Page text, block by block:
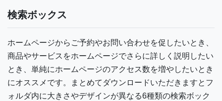
検索ボックス
ホームページからご予約やお問い合わせを促したいとき、
商品やサービスをホームページでさらに詳しく説明したい
とき、単純にホームページのアクセス数を増やしたいとき
にオススメです。まとめてダウンロードいただきますとフ
ォルダ内に大きさやデザインが異なる6種類の検索ボック